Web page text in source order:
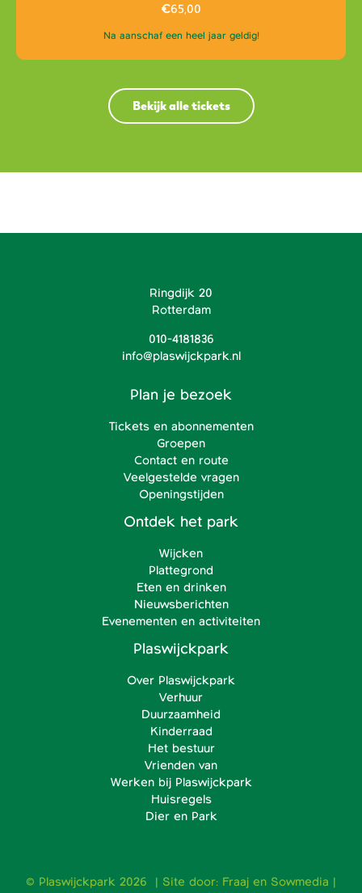
€65,00
Na aanschaf een heel jaar geldig!
Bekijk alle tickets
Ringdijk 20
Rotterdam
010-4181836
info@plaswijckpark.nl
Plan je bezoek
Tickets en abonnementen
Groepen
Contact en route
Veelgestelde vragen
Openingstijden
Ontdek het park
Wijcken
Plattegrond
Eten en drinken
Nieuwsberichten
Evenementen en activiteiten
Plaswijckpark
Over Plaswijckpark
Verhuur
Duurzaamheid
Kinderraad
Het bestuur
Vrienden van
Werken bij Plaswijckpark
Huisregels
Dier en Park
© Plaswijckpark 2026 | Site door: Fraaj en Sowmedia |